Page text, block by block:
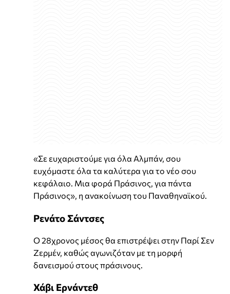
«Σε ευχαριστούμε για όλα Αλμπάν, σου
ευχόμαστε όλα τα καλύτερα για το νέο σου
κεφάλαιο. Μια φορά Πράσινος, για πάντα
Πράσινος», η ανακοίνωση του Παναθηναϊκού.
Ρενάτο Σάντσες
Ο 28χρονος μέσος θα επιστρέψει στην Παρί Σεν
Ζερμέν, καθώς αγωνιζόταν με τη μορφή
δανεισμού στους πράσινους.
Χάβι Ερνάντεθ